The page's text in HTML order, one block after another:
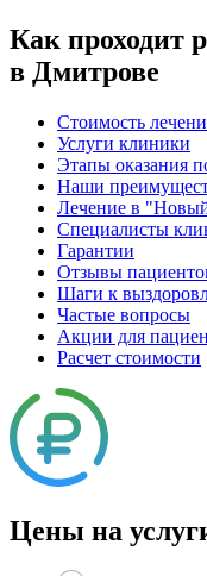
Как проходит
в Дмитрове
Стоимость
Услуги клиники
Этапы оказания
Наши
Лечение в
Специалисты
Гарантии
Отзывы
Шаги к
Частые вопросы
Акции для
Расчет стоимости
Цены на